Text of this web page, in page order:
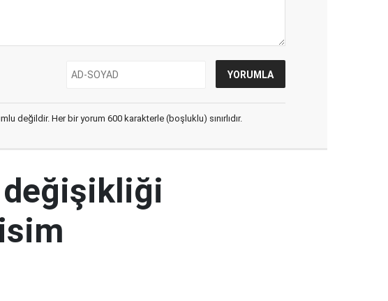
değildir. Her bir yorum 600 karakterle (boşluklu) sınırlıdır.
değişikliği